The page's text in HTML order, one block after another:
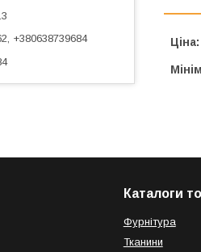
Ціна:
+380638739684
Каталоги
Фурнітура
Тканини